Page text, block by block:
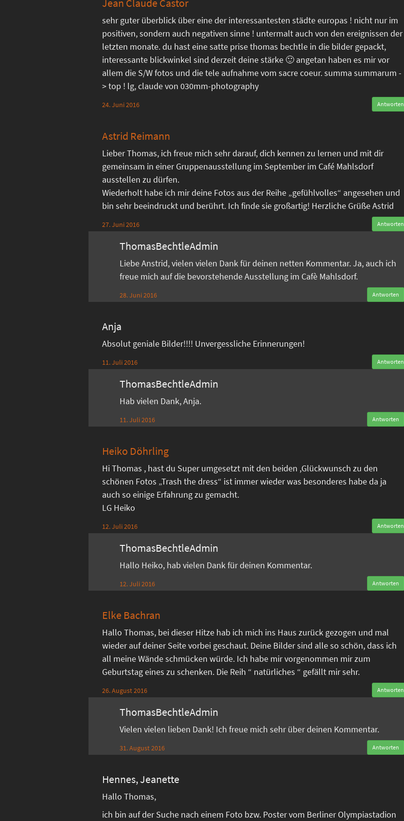
Jean Claude Castor
sehr guter überblick über eine der interessantesten städte europas ! nicht nur im
positiven, sondern auch negativen sinne ! untermalt auch von den ereignissen der
letzten monate. du hast eine satte prise thomas bechtle in die bilder gepackt,
interessante blickwinkel sind derzeit deine stärke 🙂 angetan haben es mir vor
allem die S/W fotos und die tele aufnahme vom sacre coeur. summa summarum -
> top ! lg, claude von 030mm-photography
24. Juni 2016 Antworten
Astrid Reimann
Lieber Thomas, ich freue mich sehr darauf, dich kennen zu lernen und mit dir
gemeinsam in einer Gruppenausstellung im September im Café Mahlsdorf
ausstellen zu dürfen.
Wiederholt habe ich mir deine Fotos aus der Reihe „gefühlvolles“ angesehen und
bin sehr beeindruckt und berührt. Ich finde sie großartig! Herzliche Grüße Astrid
27. Juni 2016 Antworten
ThomasBechtleAdmin
Liebe Anstrid, vielen vielen Dank für deinen netten Kommentar. Ja, auch ich
freue mich auf die bevorstehende Ausstellung im Cafè Mahlsdorf.
28. Juni 2016 Antworten
Anja
Absolut geniale Bilder!!!! Unvergessliche Erinnerungen!
11. Juli 2016 Antworten
ThomasBechtleAdmin
Hab vielen Dank, Anja.
11. Juli 2016 Antworten
Heiko Döhrling
Hi Thomas , hast du Super umgesetzt mit den beiden ,Glückwunsch zu den
schönen Fotos „Trash the dress“ ist immer wieder was besonderes habe da ja
auch so einige Erfahrung zu gemacht.
LG Heiko
12. Juli 2016 Antworten
ThomasBechtleAdmin
Hallo Heiko, hab vielen Dank für deinen Kommentar.
12. Juli 2016 Antworten
Elke Bachran
Hallo Thomas, bei dieser Hitze hab ich mich ins Haus zurück gezogen und mal
wieder auf deiner Seite vorbei geschaut. Deine Bilder sind alle so schön, dass ich
all meine Wände schmücken würde. Ich habe mir vorgenommen mir zum
Geburtstag eines zu schenken. Die Reih “ natürliches “ gefällt mir sehr.
26. August 2016 Antworten
ThomasBechtleAdmin
Vielen vielen lieben Dank! Ich freue mich sehr über deinen Kommentar.
31. August 2016 Antworten
Hennes, Jeanette
Hallo Thomas,
ich bin auf der Suche nach einem Foto bzw. Poster vom Berliner Olympiastadion